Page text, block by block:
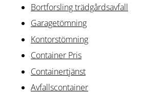
Bortforsling trädgårdsavfall
Garagetömning
Kontorstömning
Container Pris
Containertjänst
Avfallscontainer